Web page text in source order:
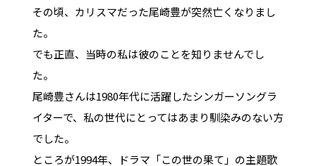
その頃、カリスマだった尾崎豊が突然亡くなりまし
た。
でも正直、当時の私は彼のことを知りませんでし
た。
尾崎豊さんは1980年代に活躍したシンガーソングラ
イターで、私の世代にとってはあまり馴染みのない方
でした。
ところが1994年、ドラマ「この世の果て」の主題歌